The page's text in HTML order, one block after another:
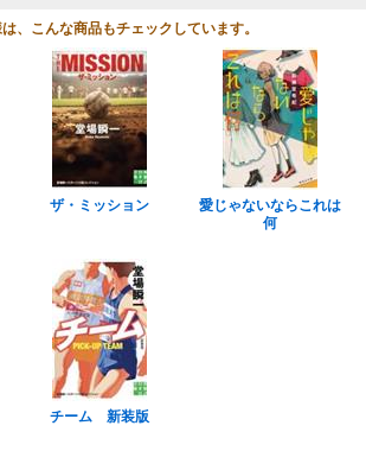
、こんな商品もチェックしています。
ザ・ミッション
愛じゃないならこれは
何
チーム 新装版